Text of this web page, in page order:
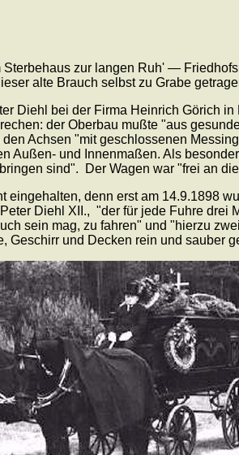
zur langen Ruh' —
alte Brauch selbst zu Grabe
Diehl bei der Firma Heinrich Görich
der Oberbau mußte "aus
Achsen "mit geschlossenen
Außen- und Innenmaßen. Als
sind". Der Wagen war "frei an
denn erst am 14.9.1898
Diehl XII., "der für jede Fuhre drei
sein mag, zu fahren" und "hierzu
und Decken rein und sauber